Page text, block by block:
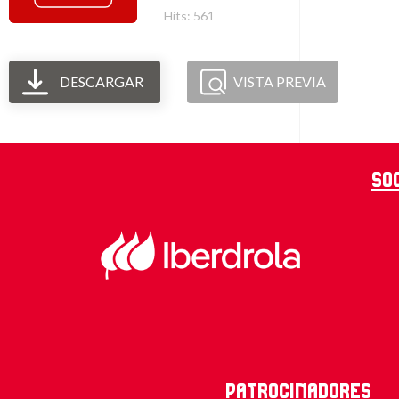
Hits: 561
DESCARGAR VISTA PREVIA
Patrocinadores